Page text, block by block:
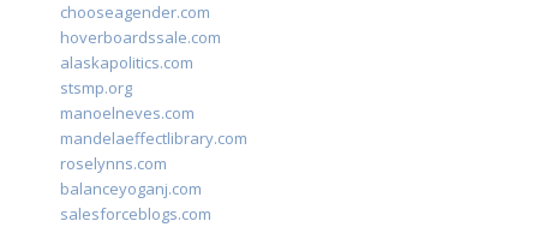
chooseagender.com
hoverboardssale.com
alaskapolitics.com
stsmp.org
manoelneves.com
mandelaeffectlibrary.com
roselynns.com
balanceyoganj.com
salesforceblogs.com